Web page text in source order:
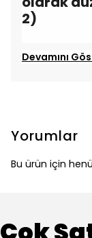
2)
Devamını
Yorumlar
Bu ürün için